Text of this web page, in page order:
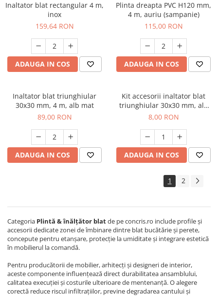
Inaltator blat rectangular 4 m,
inox
159,64 RON
ADAUGA IN COS
Plinta dreapta PVC H120 mm,
4 m, auriu (sampanie)
115,00 RON
ADAUGA IN COS
Inaltator blat triunghiular
30x30 mm, 4 m, alb mat
89,00 RON
ADAUGA IN COS
Kit accesorii inaltator blat
triunghiular 30x30 mm, alb
mat
8,00 RON
ADAUGA IN COS
1 2
Categoria Plintă & înălțător blatde pe concris.ro include profile și
accesorii dedicate zonei de îmbinare dintre blat bucătărie și perete,
concepute pentru etanșare, protecție la umiditate și integrare estetică
în mobilierul la comandă.
Pentru producătorii de mobilier, arhitecți și designeri de interior,
aceste componente influențează direct durabilitatea ansamblului,
calitatea execuției și costurile ulterioare de mentenanță. O alegere
corectă reduce riscul infiltrațiilor, previne degradarea cantului și